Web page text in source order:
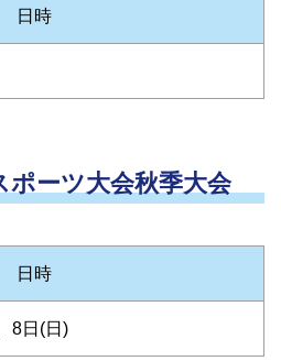
日時
ポーツ大会秋季大会
日時
8日(日)